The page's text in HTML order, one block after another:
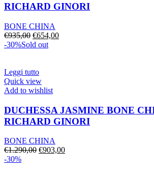
RICHARD GINORI
BONE CHINA
€935,00 Il
prezzo
€935,00.
€654,00Il
-30%Sold out
Leggi tutto
Quick view
Add to wishlist
DUCHESSA JASMINE BONE
RICHARD GINORI
BONE CHINA
€1.290,00 Il
€903,00Il
-30%